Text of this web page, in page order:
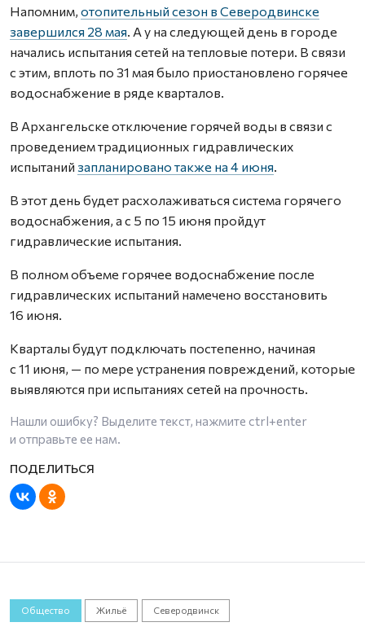
Напомним, отопительный сезон в Северодвинске
завершился 28 мая. А у на следующей день в городе
начались испытания сетей на тепловые потери. В связи
с этим, вплоть по 31 мая было приостановлено горячее
водоснабжение в ряде кварталов.
В Архангельске отключение горячей воды в связи с
проведением традиционных гидравлических
испытаний запланировано также на 4 июня.
В этот день будет расхолаживаться система горячего
водоснабжения, а с 5 по 15 июня пройдут
гидравлические испытания.
В полном объеме горячее водоснабжение после
гидравлических испытаний намечено восстановить
16 июня.
Кварталы будут подключать постепенно, начиная
с 11 июня, — по мере устранения повреждений, которые
выявляются при испытаниях сетей на прочность.
Нашли ошибку? Выделите текст, нажмите ctrl+enter
и отправьте ее нам.
Общество Жильё Северодвинск